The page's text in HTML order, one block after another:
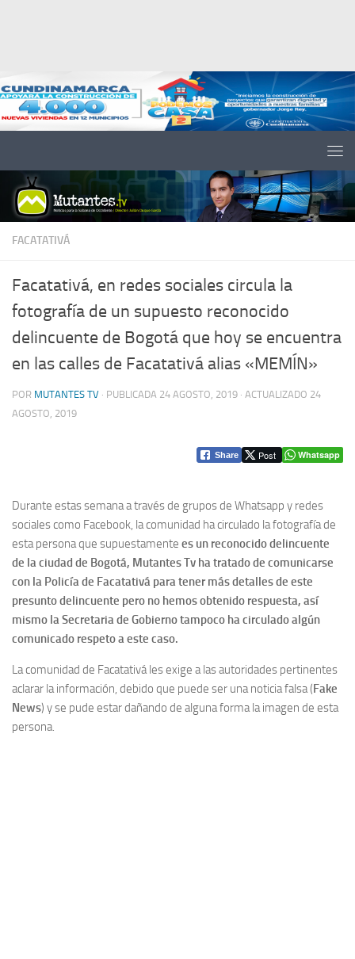
FACATATIVÁ
Facatativá, en redes sociales circula la
fotografía de un supuesto reconocido
delincuente de Bogotá que hoy se encuentra
en las calles de Facatativá alias «MEMÍN»
POR MUTANTES TV · PUBLICADA 24 AGOSTO, 2019 · ACTUALIZADO 24
AGOSTO, 2019
Share Post Whatsapp
Durante estas semana a través de grupos de Whatsapp y redes
sociales como Facebook, la comunidad ha circulado la fotografía de
esta persona que supuestamente es un reconocido delincuente
de la ciudad de Bogotá, Mutantes Tv ha tratado de comunicarse
con la Policía de Facatativá para tener más detalles de este
presunto delincuente pero no hemos obtenido respuesta, así
mismo la Secretaria de Gobierno tampoco ha circulado algún
comunicado respeto a este caso.
La comunidad de Facatativá les exige a las autoridades pertinentes
aclarar la información, debido que puede ser una noticia falsa (Fake
News) y se pude estar dañando de alguna forma la imagen de esta
persona.